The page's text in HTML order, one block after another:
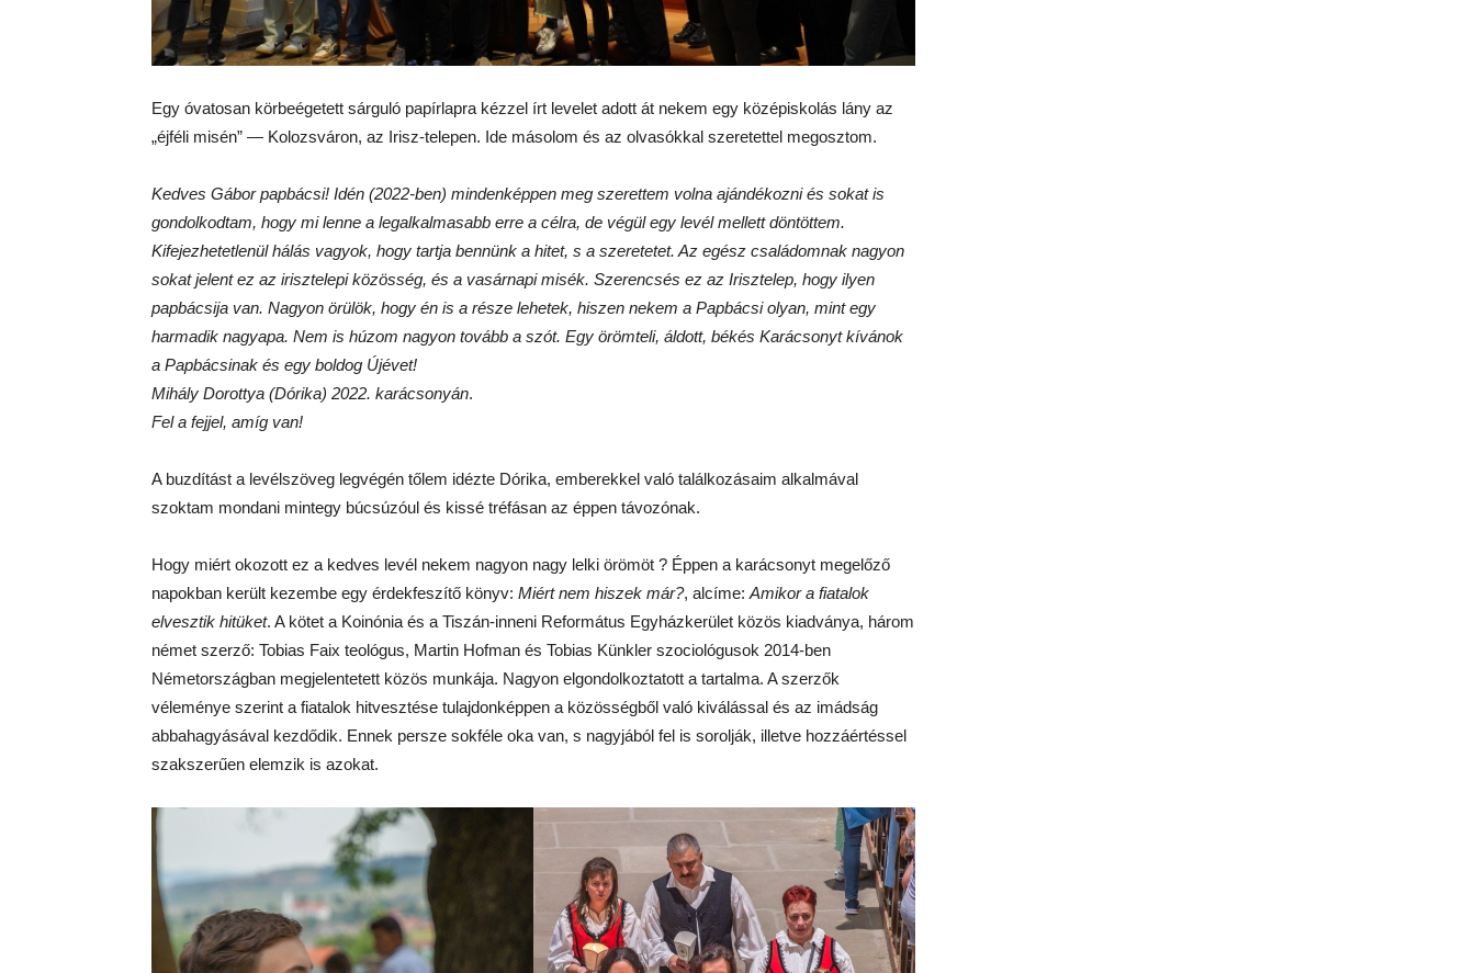
Egy óvatosan körbeégetett sárguló papírlapra kézzel írt levelet adott át nekem egy középiskolás lány az
„éjféli misén” — Kolozsváron, az Irisz-telepen. Ide másolom és az olvasókkal szeretettel megosztom.
Kedves Gábor papbácsi! Idén (2022-ben) mindenképpen meg szerettem volna ajándékozni és sokat is
gondolkodtam, hogy mi lenne a legalkalmasabb erre a célra, de végül egy levél mellett döntöttem.
Kifejezhetetlenül hálás vagyok, hogy tartja bennünk a hitet, s a szeretetet. Az egész családomnak nagyon
sokat jelent ez az irisztelepi közösség, és a vasárnapi misék. Szerencsés ez az Irisztelep, hogy ilyen
papbácsija van. Nagyon örülök, hogy én is a része lehetek, hiszen nekem a Papbácsi olyan, mint egy
harmadik nagyapa. Nem is húzom nagyon tovább a szót. Egy örömteli, áldott, békés Karácsonyt kívánok
a Papbácsinak és egy boldog Újévet!
Mihály Dorottya (Dórika) 2022. karácsonyán.
Fel a fejjel, amíg van!
A buzdítást a levélszöveg legvégén tőlem idézte Dórika, emberekkel való találkozásaim alkalmával
szoktam mondani mintegy búcsúzóul és kissé tréfásan az éppen távozónak.
Hogy miért okozott ez a kedves levél nekem nagyon nagy lelki örömöt ? Éppen a karácsonyt megelőző
napokban került kezembe egy érdekfeszítő könyv: Miért nem hiszek már?, alcíme:Amikor a fiatalok
elvesztik hitüket. A kötet a Koinónia és a Tiszán-inneni Református Egyházkerület közös kiadványa, három
német szerző: Tobias Faix teológus, Martin Hofman és Tobias Künkler szociológusok 2014-ben
Németországban megjelentetett közös munkája. Nagyon elgondolkoztatott a tartalma. A szerzők
véleménye szerint a fiatalok hitvesztése tulajdonképpen a közösségből való kiválással és az imádság
abbahagyásával kezdődik. Ennek persze sokféle oka van, s nagyjából fel is sorolják, illetve hozzáértéssel
szakszerűen elemzik is azokat.